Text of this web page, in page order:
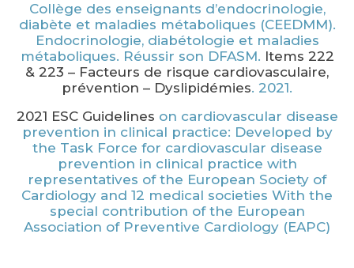
Collège des enseignants d’endocrinologie,
diabète et maladies métaboliques (CEEDMM).
Endocrinologie, diabétologie et maladies
métaboliques. Réussir son DFASM. Items 222
& 223 – Facteurs de risque cardiovasculaire,
prévention – Dyslipidémies. 2021.
2021 ESC Guidelines on cardiovascular disease
prevention in clinical practice: Developed by
the Task Force for cardiovascular disease
prevention in clinical practice with
representatives of the European Society of
Cardiology and 12 medical societies With the
special contribution of the European
Association of Preventive Cardiology (EAPC)